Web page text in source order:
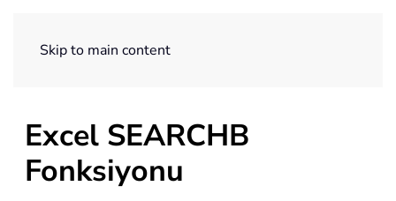
Skip to main content
Excel SEARCHB
Fonksiyonu